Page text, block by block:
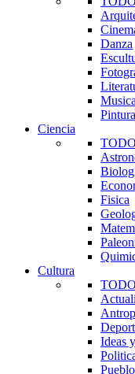
Danza
Musica
Pintura
Ciencia
TODO
Fisica
Cultura
TODO
Ideas